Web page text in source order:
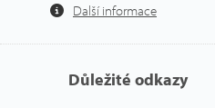
Další informace
Důležité odkazy